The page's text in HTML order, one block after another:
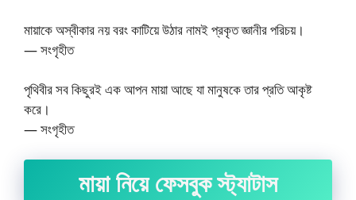
মায়াকে অস্বীকার নয় বরং কাটিয়ে উঠার নামই প্রকৃত জ্ঞানীর পরিচয়।
— সংগৃহীত
পৃথিবীর সব কিছুরই এক আপন মায়া আছে যা মানুষকে তার প্রতি আকৃষ্ট
করে।
— সংগৃহীত
মায়া নিয়ে ফেসবুক স্ট্যাটাস